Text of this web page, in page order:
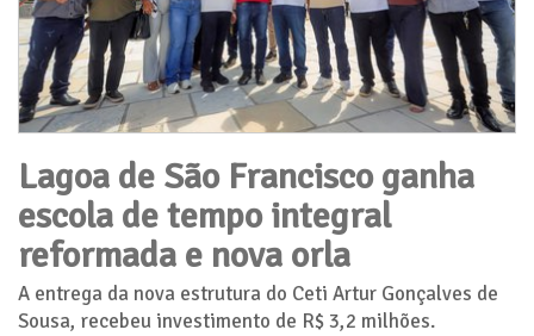
Lagoa de São Francisco ganha
escola de tempo integral
reformada e nova orla
A entrega da nova estrutura do Ceti Artur Gonçalves de
Sousa, recebeu investimento de R$ 3,2 milhões.